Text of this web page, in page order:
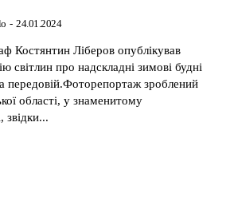
- 24.01.2024
Костянтин Ліберов опублікував
світлин про надскладні зимові будні
передовій.Фоторепортаж зроблений
області, у знаменитому
звідки...